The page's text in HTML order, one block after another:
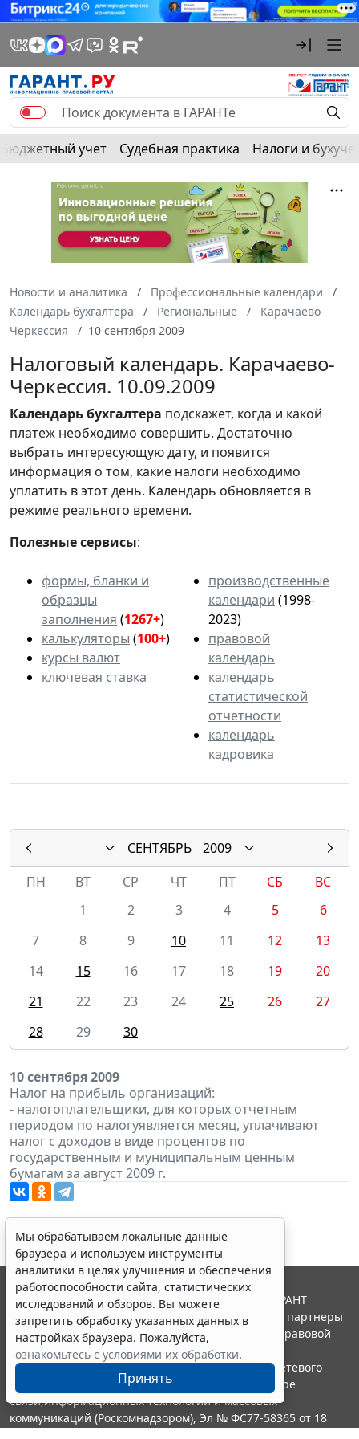
Бюджетный учет Судебная практика Налоги и
Новости и аналитика
Профессиональные календари
Календарь бухгалтера
Региональные
Карачаево-
Черкессия
10 сентября 2009
Налоговый календарь. Карачаево-
Черкессия. 10.09.2009
Календарьбухгалтера подскажет, когда и какой
платеж необходимо совершить. Достаточно
выбрать интересующую дату, и появится
информация о том, какие налоги необходимо
уплатить в этот день. Календарь обновляется в
режиме реального времени.
Полезные сервисы:
формы, бланки и
образцы
заполнения (1267+)
калькуляторы (100+)
курсы валют
ключевая ставка
производственные
календари (1998-
2023)
правовой
календарь
календарь
статистической
отчетности
календарь
кадровика
СЕНТЯБРЬ
2009
ПН
ВТ СР ЧТ ПТ СБ
ВС
1
2 3 4 5
6
7
8 9 10 11 12
13
14
15 16 17 18 19
20
21
22 23 24 25 26
27
28
29 30
10 сентября 2009
Налог на прибыль организаций:
- налогоплательщики, для которых отчетным
периодом по налогуявляется месяц, уплачивают
налог с доходов в виде процентов по
государственным и муниципальным ценным
бумагам за август 2009 г.
Мы обрабатываем локальные данные
браузера и используем инструменты
аналитики в целях улучшения и обеспечения
работоспособности сайта, статистических
исследований и обзоров. Вы можете
запретить обработку указанных данных в
настройках браузера. Пожалуйста,
ознакомьтесь с условиями их обработки.
Принять
© ООО "НПП "ГАРАНТ-СЕРВИС", 2026. Система ГАРАНТ
выпускается с 1990 года. Компания "Гарант" и ее партнеры
являются участниками Российской ассоциации правовой
информации ГАРАНТ.
Портал ГАРАНТ.РУ зарегистрирован в качестве сетевого
издания Федеральной службой по надзору в сфере
связи,информационных технологий и массовых
коммуникаций (Роскомнадзором), Эл № ФС77-58365 от 18